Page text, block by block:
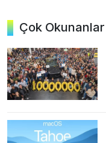
Çok Okunanlar